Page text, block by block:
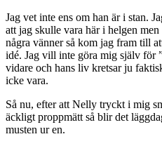
Jag vet inte ens om han är i stan.
att jag skulle vara här i helgen
några vänner så kom jag fram till
idé. Jag vill inte göra mig själv för
vidare och hans liv kretsar ju
icke vara.
Så nu, efter att Nelly tryckt i mig
äckligt proppmätt så blir det
musten ur en.